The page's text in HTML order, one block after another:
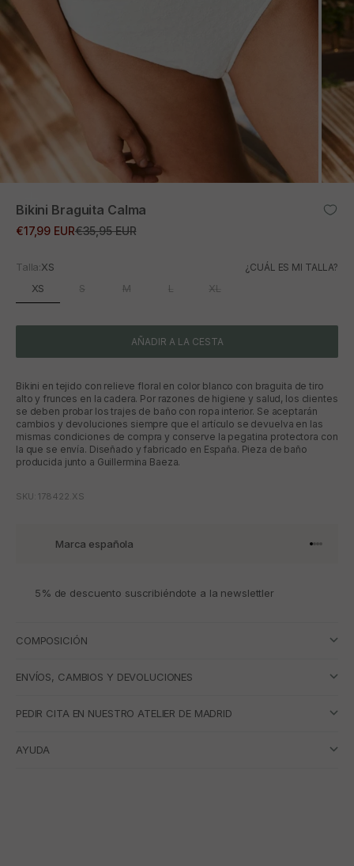
Bikini Braguita Calma
Precio de oferta
€17,99 EURPrecio normal
€35,95 EUR
Talla:XS ¿CUÁL ES MI TALLA?
XS S M L XL
AÑADIR A LA CESTA
Bikini en tejido con relieve floral en color blanco con braguita de tiro
alto y frunces en la cadera. Por razones de higiene y salud, los clientes
se deben probar los trajes de baño con ropa interior. Se aceptarán
cambios y devoluciones siempre que el artículo se devuelva en las
mismas condiciones de compra y conserve la pegatina protectora con
la que se envía. Diseñado y fabricado en España. Pieza de baño
producida junto a Guillermina Baeza.
SKU: 178422.XS
Marca española Ir al
Ir al
Ir al
Ir al
5% de descuento suscribiéndote a la newslettler
COMPOSICIÓN
ENVÍOS, CAMBIOS Y DEVOLUCIONES
PEDIR CITA EN NUESTRO ATELIER DE MADRID
AYUDA